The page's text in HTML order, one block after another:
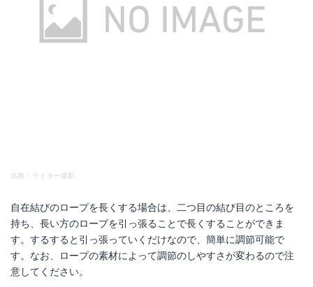
出典：ライター撮影
自在結びのロープを長くする場合は、二つ目の結び目のところを
持ち、長い方のロープを引っ張ることで長くすることができま
す。するすると引っ張っていくだけなので、簡単に調節可能で
す。なお、ロープの素材によって調節のしやすさが変わるので注
意してください。